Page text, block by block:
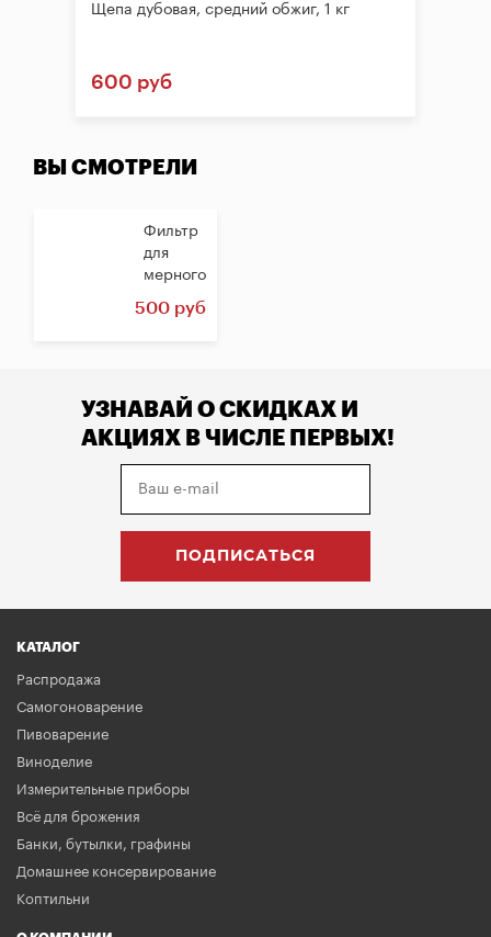
Щепа дубовая, средний обжиг, 1 кг
600 руб
ВЫ СМОТРЕЛИ
Фильтр
для
мерного
стакана
500 руб
УЗНАВАЙ О СКИДКАХ И
АКЦИЯХ В ЧИСЛЕ ПЕРВЫХ!
КАТАЛОГ
Распродажа
Самогоноварение
Пивоварение
Виноделие
Измерительные приборы
Всё для брожения
Банки, бутылки, графины
Домашнее консервирование
Коптильни